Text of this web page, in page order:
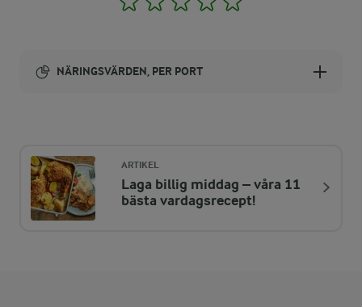
NÄRINGSVÄRDEN, PER PORT
ENERGIDISTRIBUTION %
NÄRINGSVÄRDEN PER PORT
ARTIKEL
Laga billig middag – våra 11
bästa vardagsrecept!